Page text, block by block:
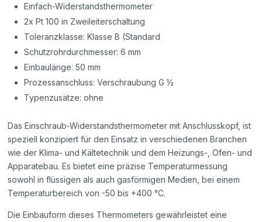
Einfach-Widerstandsthermometer
2x Pt 100 in Zweileiterschaltung
Toleranzklasse: Klasse B (Standard
Schutzrohrdurchmesser: 6 mm
Einbaulänge: 50 mm
Prozessanschluss: Verschraubung G ½
Typenzusätze: ohne
Das Einschraub-Widerstandsthermometer mit Anschlusskopf, ist
speziell konzipiert für den Einsatz in verschiedenen Branchen
wie der Klima- und Kältetechnik und dem Heizungs-, Ofen- und
Apparatebau. Es bietet eine präzise Temperaturmessung
sowohl in flüssigen als auch gasförmigen Medien, bei einem
Temperaturbereich von -50 bis +400 °C.
Die Einbauform dieses Thermometers gewährleistet eine